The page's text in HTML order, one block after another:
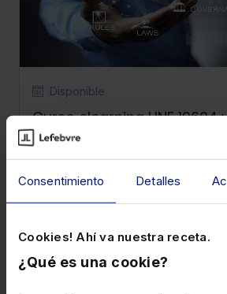
Consentimiento Detalles
Cookies! Ahí va nuestra receta.
¿Qué es una cookie?
Disponible
Curso elearning UNE
laboral
350€
Álvaro Rodríguez de la